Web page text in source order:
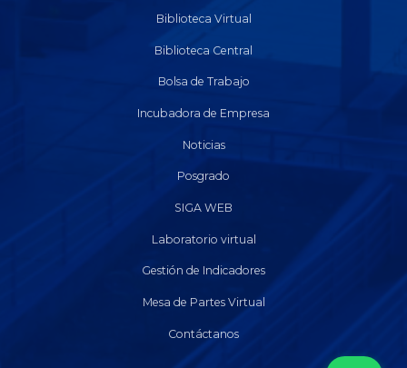
Biblioteca Virtual
Biblioteca Central
Bolsa de Trabajo
Incubadora de Empresa
Noticias
Posgrado
SIGA WEB
Laboratorio virtual
Gestión de Indicadores
Mesa de Partes Virtual
Contáctanos